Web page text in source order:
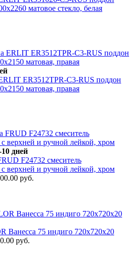
матовое стекло, белая
ER3512TPR-C3-RUS поддон
матовая, правая
дней
F24732 смеситель
верхней и ручной лейкой, хром
руб.
Ванесса 75 индиго 720х720х20
руб.